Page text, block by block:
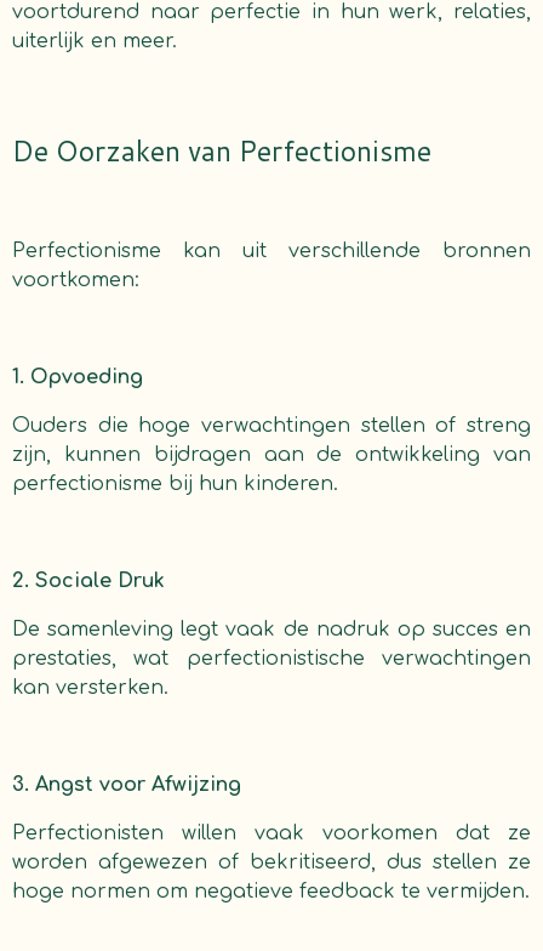
voortdurend naar perfectie in hun werk, relaties,
uiterlijk en meer.
De Oorzaken van Perfectionisme
Perfectionisme kan uit verschillende bronnen
voortkomen:
1. Opvoeding
Ouders die hoge verwachtingen stellen of streng
zijn, kunnen bijdragen aan de ontwikkeling van
perfectionisme bij hun kinderen.
2. Sociale Druk
De samenleving legt vaak de nadruk op succes en
prestaties, wat perfectionistische verwachtingen
kan versterken.
3. Angst voor Afwijzing
Perfectionisten willen vaak voorkomen dat ze
worden afgewezen of bekritiseerd, dus stellen ze
hoge normen om negatieve feedback te vermijden.